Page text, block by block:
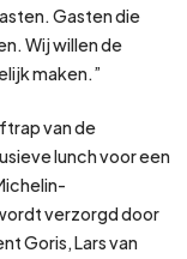
Gasten die
Wij willen de
maken.”
van de
lunch voor een
verzorgd door
Goris, Lars van